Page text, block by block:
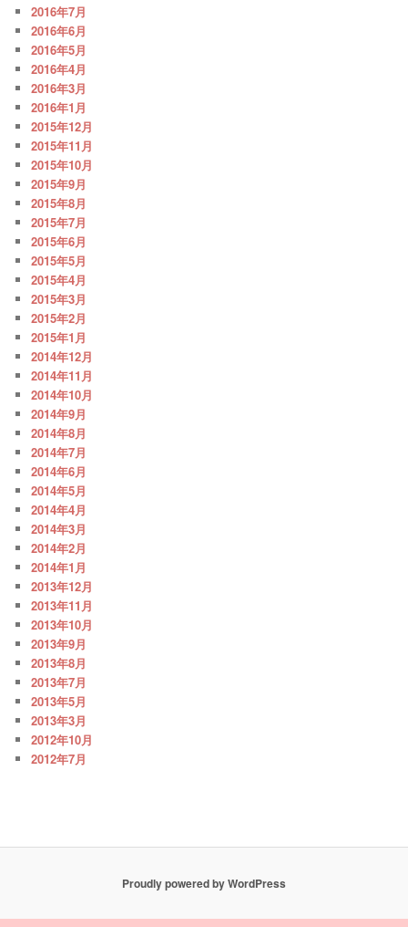
2016年7月
2016年6月
2016年5月
2016年4月
2016年3月
2016年1月
2015年12月
2015年11月
2015年10月
2015年9月
2015年8月
2015年7月
2015年6月
2015年5月
2015年4月
2015年3月
2015年2月
2015年1月
2014年12月
2014年11月
2014年10月
2014年9月
2014年8月
2014年7月
2014年6月
2014年5月
2014年4月
2014年3月
2014年2月
2014年1月
2013年12月
2013年11月
2013年10月
2013年9月
2013年8月
2013年7月
2013年5月
2013年3月
2012年10月
2012年7月
Proudly powered by WordPress